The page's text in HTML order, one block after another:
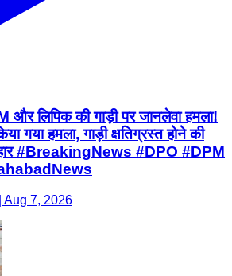
लिपिक की गाड़ी पर जानलेवा हमला!
गया हमला, गाड़ी क्षतिग्रस्त होने की
#BreakingNews #DPO #DPM
Aug 7, 2026